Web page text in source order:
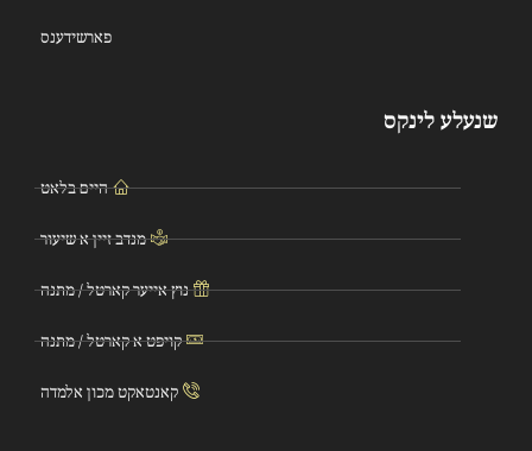
פארשידענס
שנעלע לינקס
היים בלאט
מנדב זיין א שיעור
נוץ אייער קארטל / מתנה
קויפט א קארטל / מתנה
קאנטאקט מכון אלמדה